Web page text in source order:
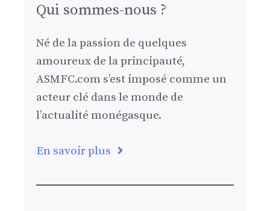
Qui sommes-nous ?
Né de la passion de quelques
amoureux de la principauté,
ASMFC.com s’est imposé comme un
acteur clé dans le monde de
l’actualité monégasque.
En savoir plus